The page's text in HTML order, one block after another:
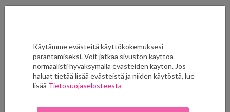
Ryhmän muut tuotteet
Käytämme evästeitä käyttökokemuksesi
parantamiseksi. Voit jatkaa sivuston käyttöä
normaalisti hyväksymällä evästeiden käytön. Jos
haluat tietää lisää evästeistä ja niiden käytöstä, lue
lisää Tietosuojaselosteesta